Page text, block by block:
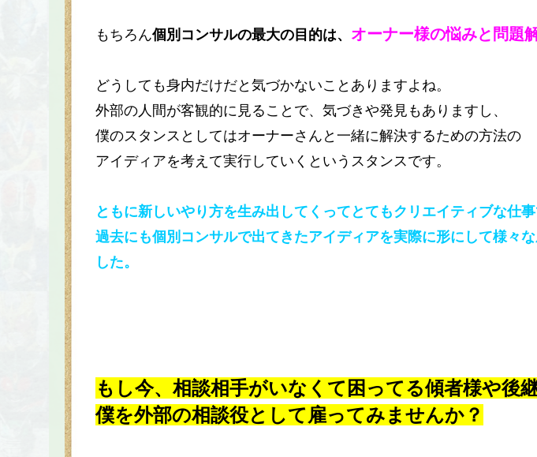
もちろん個別コンサルの最大の目的は、 オーナー様の悩みと問題解
どうしても身内だけだと気づかないことありますよね。
外部の人間が客観的に見ることで、気づきや発見もありますし、
僕のスタンスとしてはオーナーさんと一緒に解決するための方法の
アイディアを考えて実行していくというスタンスです。
ともに新しいやり方を生み出してくってとてもクリエイティブな仕事
過去にも個別コンサルで出てきたアイディアを実際に形にして様々
した。
もし今、相談相手がいなくて困ってる傾者様や後
僕を外部の相談役として雇ってみませんか？